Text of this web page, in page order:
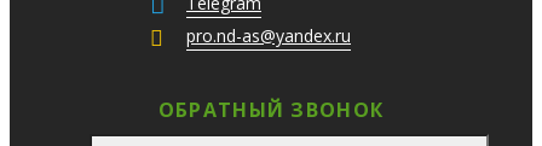
pro.nd-as@yandex.ru
ОБРАТНЫЙ ЗВОНОК